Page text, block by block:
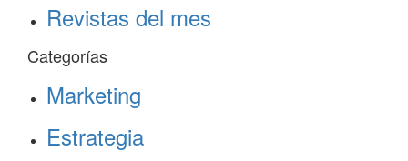
Revistas del mes
Categorías
Marketing
Estrategia